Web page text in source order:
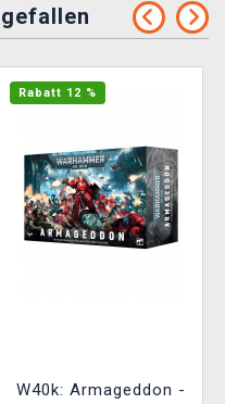
Rabatt 12 %
W40k: Armageddon -